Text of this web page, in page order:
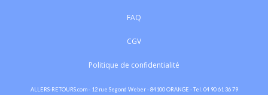
FAQ
CGV
Politique de confidentialité
ALLERS-RETOURS.com - 12 rue Segond Weber - 84100 ORANGE - Tel. 04 90 61 36 79